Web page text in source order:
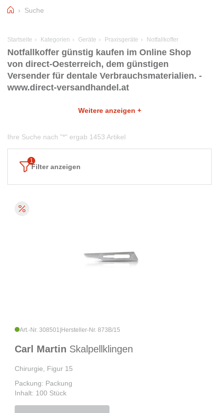
HomeSuche
Startseite Kategorien Geräte Praxisgeräte Notfallkoffer
Notfallkoffer günstig kaufen im Online Shop
von direct-Oesterreich, dem günstigen
Versender für dentale Verbrauchsmaterialien. -
www.direct-versandhandel.at
Weitere anzeigen +
Ihre Suche nach "*" ergab 1453 Artikel
Filter anzeigen
Art.-Nr. 308501 Hersteller-Nr. 873B/15
Carl Martin Skalpellklingen
Chirurgie, Figur 15
Packung: Packung
Inhalt: 100 Stück